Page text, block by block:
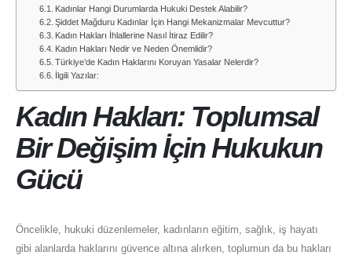
Kadınlar Hangi Durumlarda Hukuki Destek Alabilir?
Şiddet Mağduru Kadınlar İçin Hangi Mekanizmalar Mevcuttur?
Kadın Hakları İhlallerine Nasıl İtiraz Edilir?
Kadın Hakları Nedir ve Neden Önemlidir?
Türkiye’de Kadın Haklarını Koruyan Yasalar Nelerdir?
İlgili Yazılar:
Kadın Hakları: Toplumsal
Bir Değişim İçin Hukukun
Gücü
Öncelikle, hukuki düzenlemeler, kadınların eğitim, sağlık, iş hayatı
gibi alanlarda haklarını güvence altına alırken, toplumun da bu hakları